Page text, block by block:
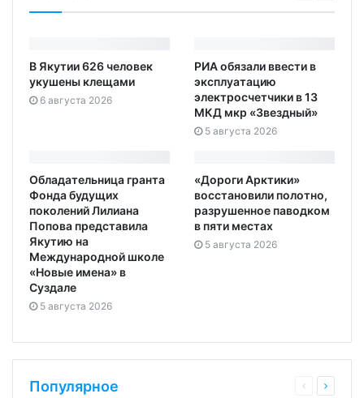
В Якутии 626 человек
укушены клещами
6 августа 2026
РИА обязали ввести в
эксплуатацию
электросчетчики в 13
МКД мкр «Звездный»
5 августа 2026
Обладательница гранта
Фонда будущих
поколений Лилиана
Попова представила
Якутию на
Международной школе
«Новые имена» в
Суздале
5 августа 2026
«Дороги Арктики»
восстановили полотно,
разрушенное паводком
в пяти местах
5 августа 2026
Популярное